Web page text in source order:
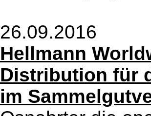
26.09.2016
Hellmann
Distribution für
im